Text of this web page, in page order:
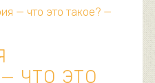
ЧТО ЭТО